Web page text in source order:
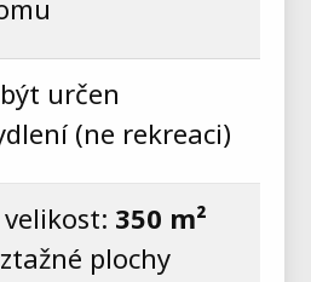
určen
(ne rekreaci)
350 m²
plochy